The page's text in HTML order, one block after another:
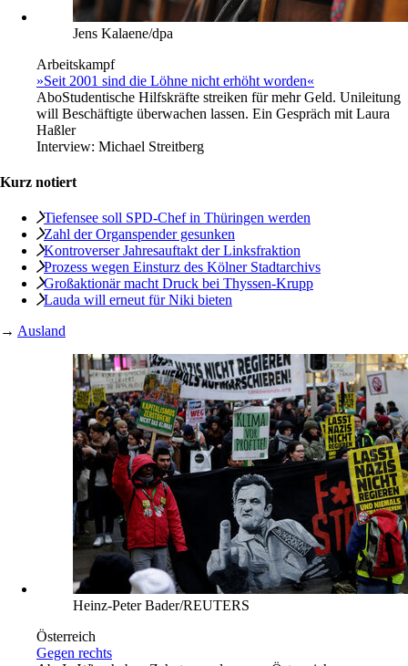
Jens Kalaene/dpa
Arbeitskampf
»Seit 2001 sind die Löhne nicht erhöht worden«
AboStudentische Hilfskräfte streiken für mehr Geld. Unileitung
will Beschäftigte überwachen lassen. Ein Gespräch mit Laura
Haßler
Interview: Michael Streitberg
Kurz notiert
Tiefensee soll SPD-Chef in Thüringen werden
Zahl der Organspender gesunken
Kontroverser Jahresauftakt der Linksfraktion
Prozess wegen Einsturz des Kölner Stadtarchivs
Großaktionär macht Druck bei Thyssen-Krupp
Lauda will erneut für Niki bieten
→ Ausland
Heinz-Peter Bader/REUTERS
Österreich
Gegen rechts